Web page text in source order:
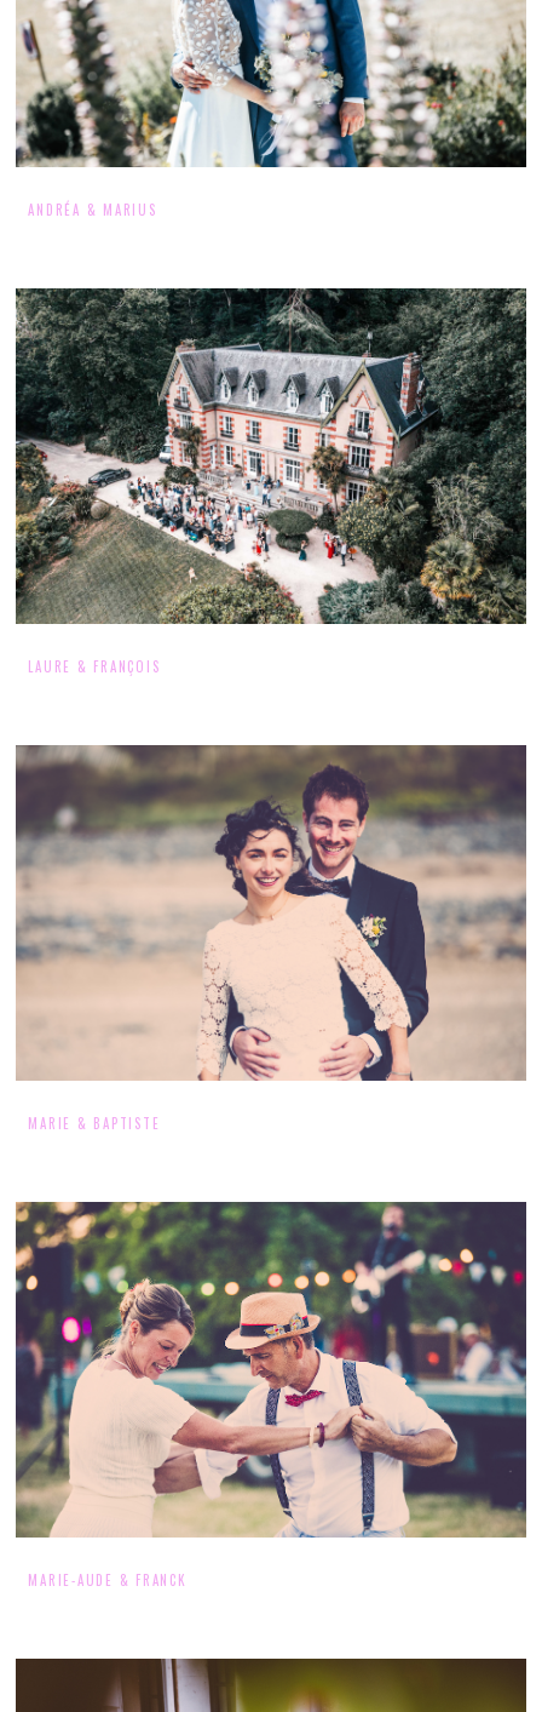
ANDRÉA & MARIUS
LAURE & FRANÇOIS
MARIE & BAPTISTE
MARIE-AUDE & FRANCK